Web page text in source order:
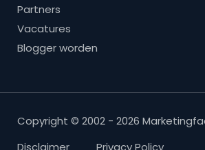
Partners
Vacatures
Blogger worden
Copyright © 2002 - 2026
Disclaimer
Privacy Policy